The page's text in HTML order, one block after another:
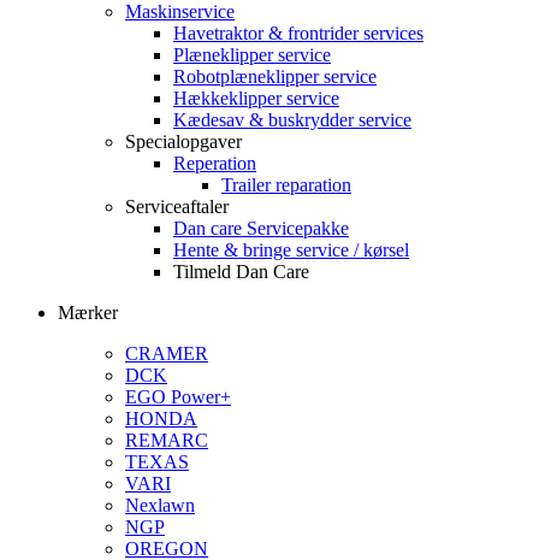
Maskinservice
Havetraktor & frontrider services
Plæneklipper service
Robotplæneklipper service
Hækkeklipper service
Kædesav & buskrydder service
Specialopgaver
Reperation
Trailer reparation
Serviceaftaler
Dan care Servicepakke
Hente & bringe service / kørsel
Tilmeld Dan Care
Mærker
CRAMER
DCK
EGO Power+
HONDA
REMARC
TEXAS
VARI
Nexlawn
NGP
OREGON